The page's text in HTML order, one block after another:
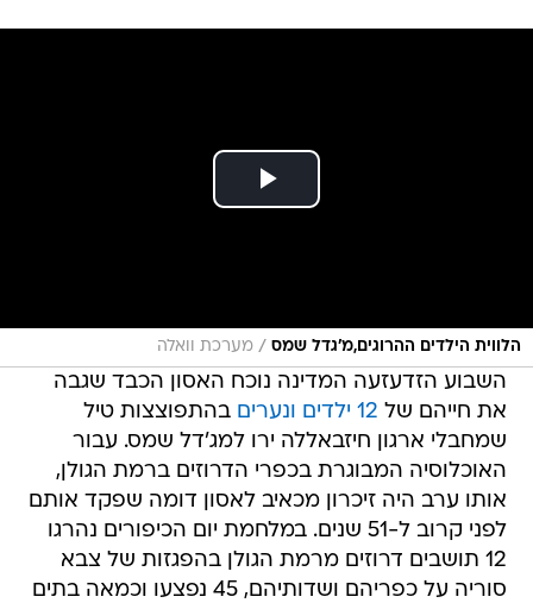
הלווית הילדים ההרוגים,מ'גדל שמס / מערכת וואלה
השבוע הזדעזעה המדינה נוכח האסון הכבד שגבה
את חייהם של 12 ילדים ונערים
בהתפוצצות טיל
שמחבלי ארגון חיזבאללה ירו למג'דל שמס. עבור
האוכלוסיה המבוגרת בכפרי הדרוזים ברמת הגולן,
אותו ערב היה זיכרון מכאיב לאסון דומה שפקד אותם
לפני קרוב ל-51 שנים. במלחמת יום הכיפורים נהרגו
12 תושבים דרוזים מרמת הגולן בהפגזות של צבא
סוריה על כפריהם ושדותיהם, 45 נפצעו וכמאה בתים